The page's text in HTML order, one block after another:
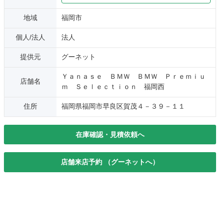
地域 福岡市
個人/法人 法人
提供元 グーネット
店舗名
Ｙａｎａｓｅ ＢＭＷ ＢＭＷ Ｐｒｅｍｉｕ
ｍ Ｓｅｌｅｃｔｉｏｎ 福岡西
住所 福岡県福岡市早良区賀茂４－３９－１１
在庫確認・見積依頼へ
店舗来店予約 （グーネットへ）